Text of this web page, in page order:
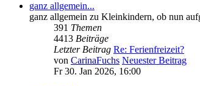
ganz allgemein...
ganz allgemein zu Kleinkindern, ob nun
391 Themen
4413 Beiträge
Letzter Beitrag Re: Ferienfreizeit?
von CarinaFuchs Neuester Beitrag
Fr 30. Jan 2026, 16:00